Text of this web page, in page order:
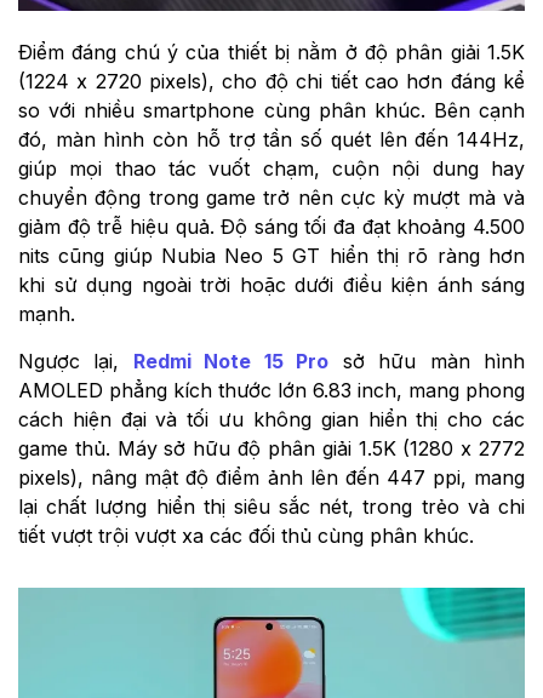
Điểm đáng chú ý của thiết bị nằm ở độ phân giải 1.5K
(1224 x 2720 pixels), cho độ chi tiết cao hơn đáng kể
so với nhiều smartphone cùng phân khúc. Bên cạnh
đó, màn hình còn hỗ trợ tần số quét lên đến 144Hz,
giúp mọi thao tác vuốt chạm, cuộn nội dung hay
chuyển động trong game trở nên cực kỳ mượt mà và
giảm độ trễ hiệu quả. Độ sáng tối đa đạt khoảng 4.500
nits cũng giúp Nubia Neo 5 GT hiển thị rõ ràng hơn
khi sử dụng ngoài trời hoặc dưới điều kiện ánh sáng
mạnh.
Ngược lại, Redmi Note 15 Pro sở hữu màn hình
AMOLED phẳng kích thước lớn 6.83 inch, mang phong
cách hiện đại và tối ưu không gian hiển thị cho các
game thủ. Máy sở hữu độ phân giải 1.5K (1280 x 2772
pixels), nâng mật độ điểm ảnh lên đến 447 ppi, mang
lại chất lượng hiển thị siêu sắc nét, trong trẻo và chi
tiết vượt trội vượt xa các đối thủ cùng phân khúc.